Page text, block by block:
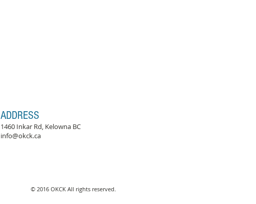
ADDRESS
1460 Inkar Rd, Kelowna BC
info@okck.ca
© 2016 OKCK All rights reserved.